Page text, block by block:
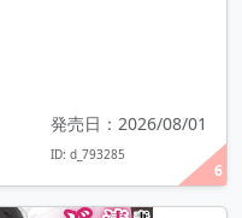
6
発売日：2026/08/01
ID: d_793285